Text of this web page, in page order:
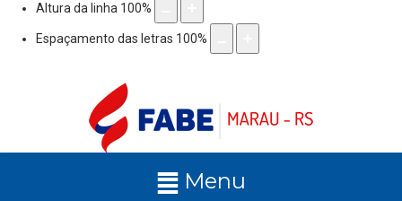
Altura da linha 100%
Espaçamento das letras 100%
Menu